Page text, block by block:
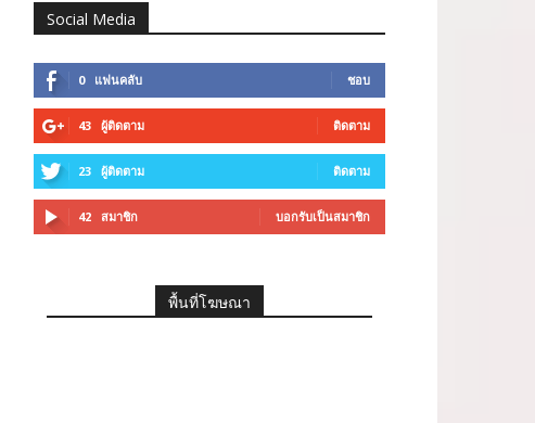
Social Media
0 แฟนคลับ ชอบ
43 ผู้ติดตาม ติดตาม
23 ผู้ติดตาม ติดตาม
42 สมาชิก บอกรับเป็นสมาชิก
พื้นที่โฆษณา